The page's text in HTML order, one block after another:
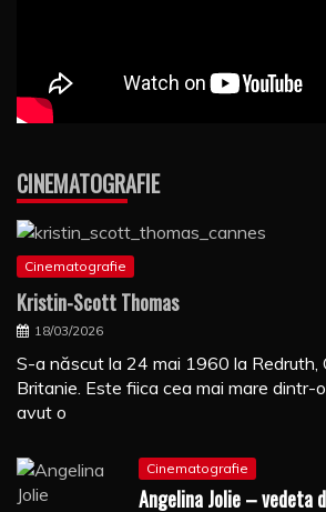
CINEMATOGRAFIE
Cinematografie
Kristin-Scott Thomas
18/03/2026
S-a născut la 24 mai 1960 la Redruth,
Britanie. Este fiica cea mai mare dintr-
avut o
Cinematografie
Angelina Jolie – vedeta